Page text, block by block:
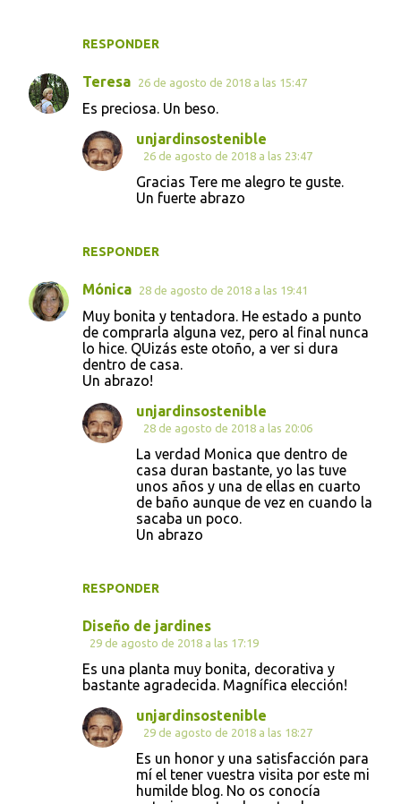
RESPONDER
Teresa 26 de agosto de 2018 a las 15:47
Es preciosa. Un beso.
RESPONDER
unjardinsostenible
26 de agosto de 2018 a las 23:47
Gracias Tere me alegro te guste.
Un fuerte abrazo
Mónica 28 de agosto de 2018 a las 19:41
Muy bonita y tentadora. He estado a punto
de comprarla alguna vez, pero al final nunca
lo hice. QUizás este otoño, a ver si dura
dentro de casa.
Un abrazo!
RESPONDER
unjardinsostenible
28 de agosto de 2018 a las 20:06
La verdad Monica que dentro de
casa duran bastante, yo las tuve
unos años y una de ellas en cuarto
de baño aunque de vez en cuando la
sacaba un poco.
Un abrazo
Diseño de jardines
29 de agosto de 2018 a las 17:19
Es una planta muy bonita, decorativa y
bastante agradecida. Magnífica elección!
unjardinsostenible
29 de agosto de 2018 a las 18:27
Es un honor y una satisfacción para
mí el tener vuestra visita por este mi
humilde blog. No os conocía